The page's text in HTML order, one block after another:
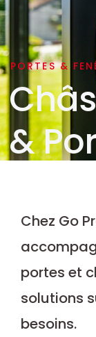
PORTES &
&
Chez Go
portes et
solutions
besoins.